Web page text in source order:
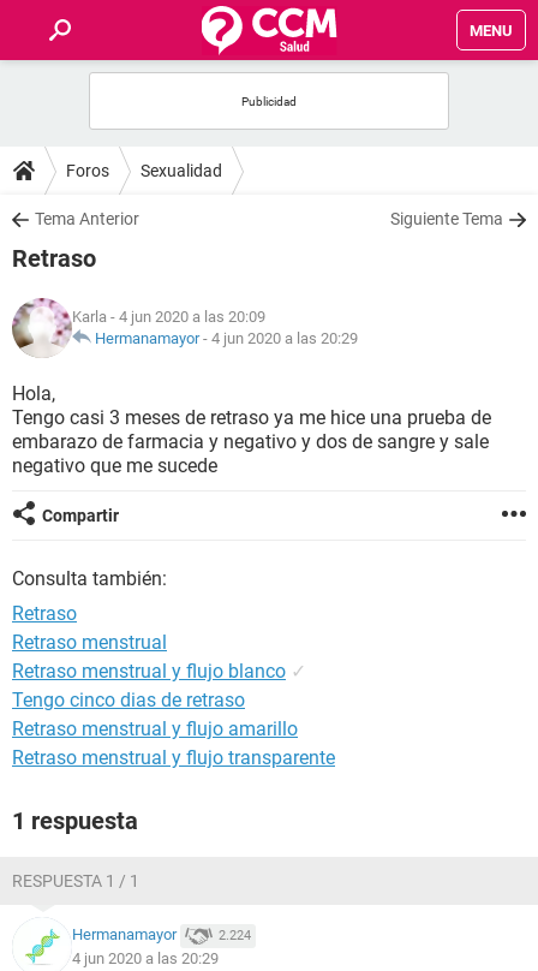
MENU
FOROS
SALUD
NUTRICIÓN
BIENESTAR
SEXUALIDAD
GLOSARIO
Foros Sexualidad
Tema Anterior Siguiente Tema
Retraso
Karla - 4 jun 2020 a las 20:09
Hermanamayor- 4 jun 2020 a las 20:29
Hola,
Tengo casi 3 meses de retraso ya me hice una prueba de
embarazo de farmacia y negativo y dos de sangre y sale
negativo que me sucede
Compartir
Consulta también:
Retraso
Retraso menstrual
Retraso menstrual y flujo blanco ✓
Tengo cinco dias de retraso
Retraso menstrual y flujo amarillo
Retraso menstrual y flujo transparente
1 respuesta
RESPUESTA 1 / 1
Hermanamayor 2.224
4 jun 2020 a las 20:29